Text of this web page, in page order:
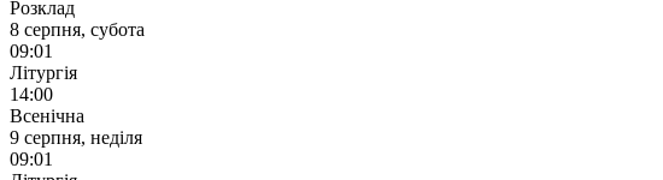
Розклад
8 серпня, субота
09:01
Літургія
14:00
Всенічна
9 серпня, неділя
09:01